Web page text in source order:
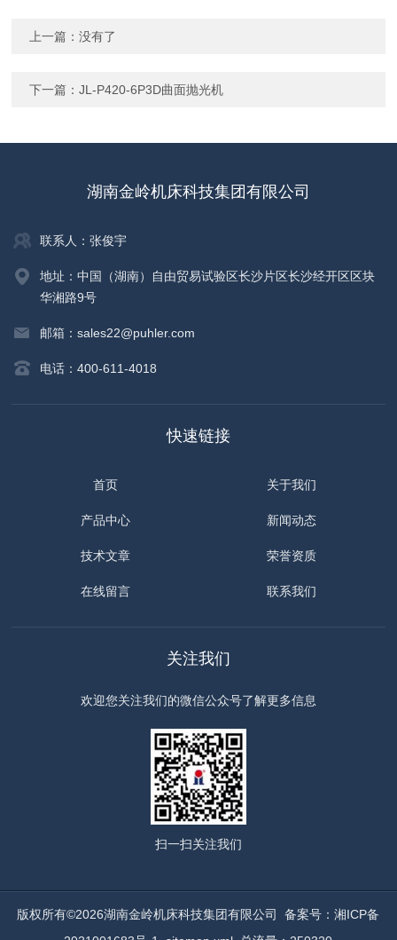
上一篇：没有了
下一篇：JL-P420-6P3D曲面抛光机
湖南金岭机床科技集团有限公司
联系人：张俊宇
地址：中国（湖南）自由贸易试验区长沙片区长沙经开区区块
华湘路9号
邮箱：sales22@puhler.com
电话：400-611-4018
快速链接
首页 关于我们
产品中心 新闻动态
技术文章 荣誉资质
在线留言 联系我们
关注我们
欢迎您关注我们的微信公众号了解更多信息
扫一扫关注我们
版权所有©2026湖南金岭机床科技集团有限公司备案号：湘ICP备